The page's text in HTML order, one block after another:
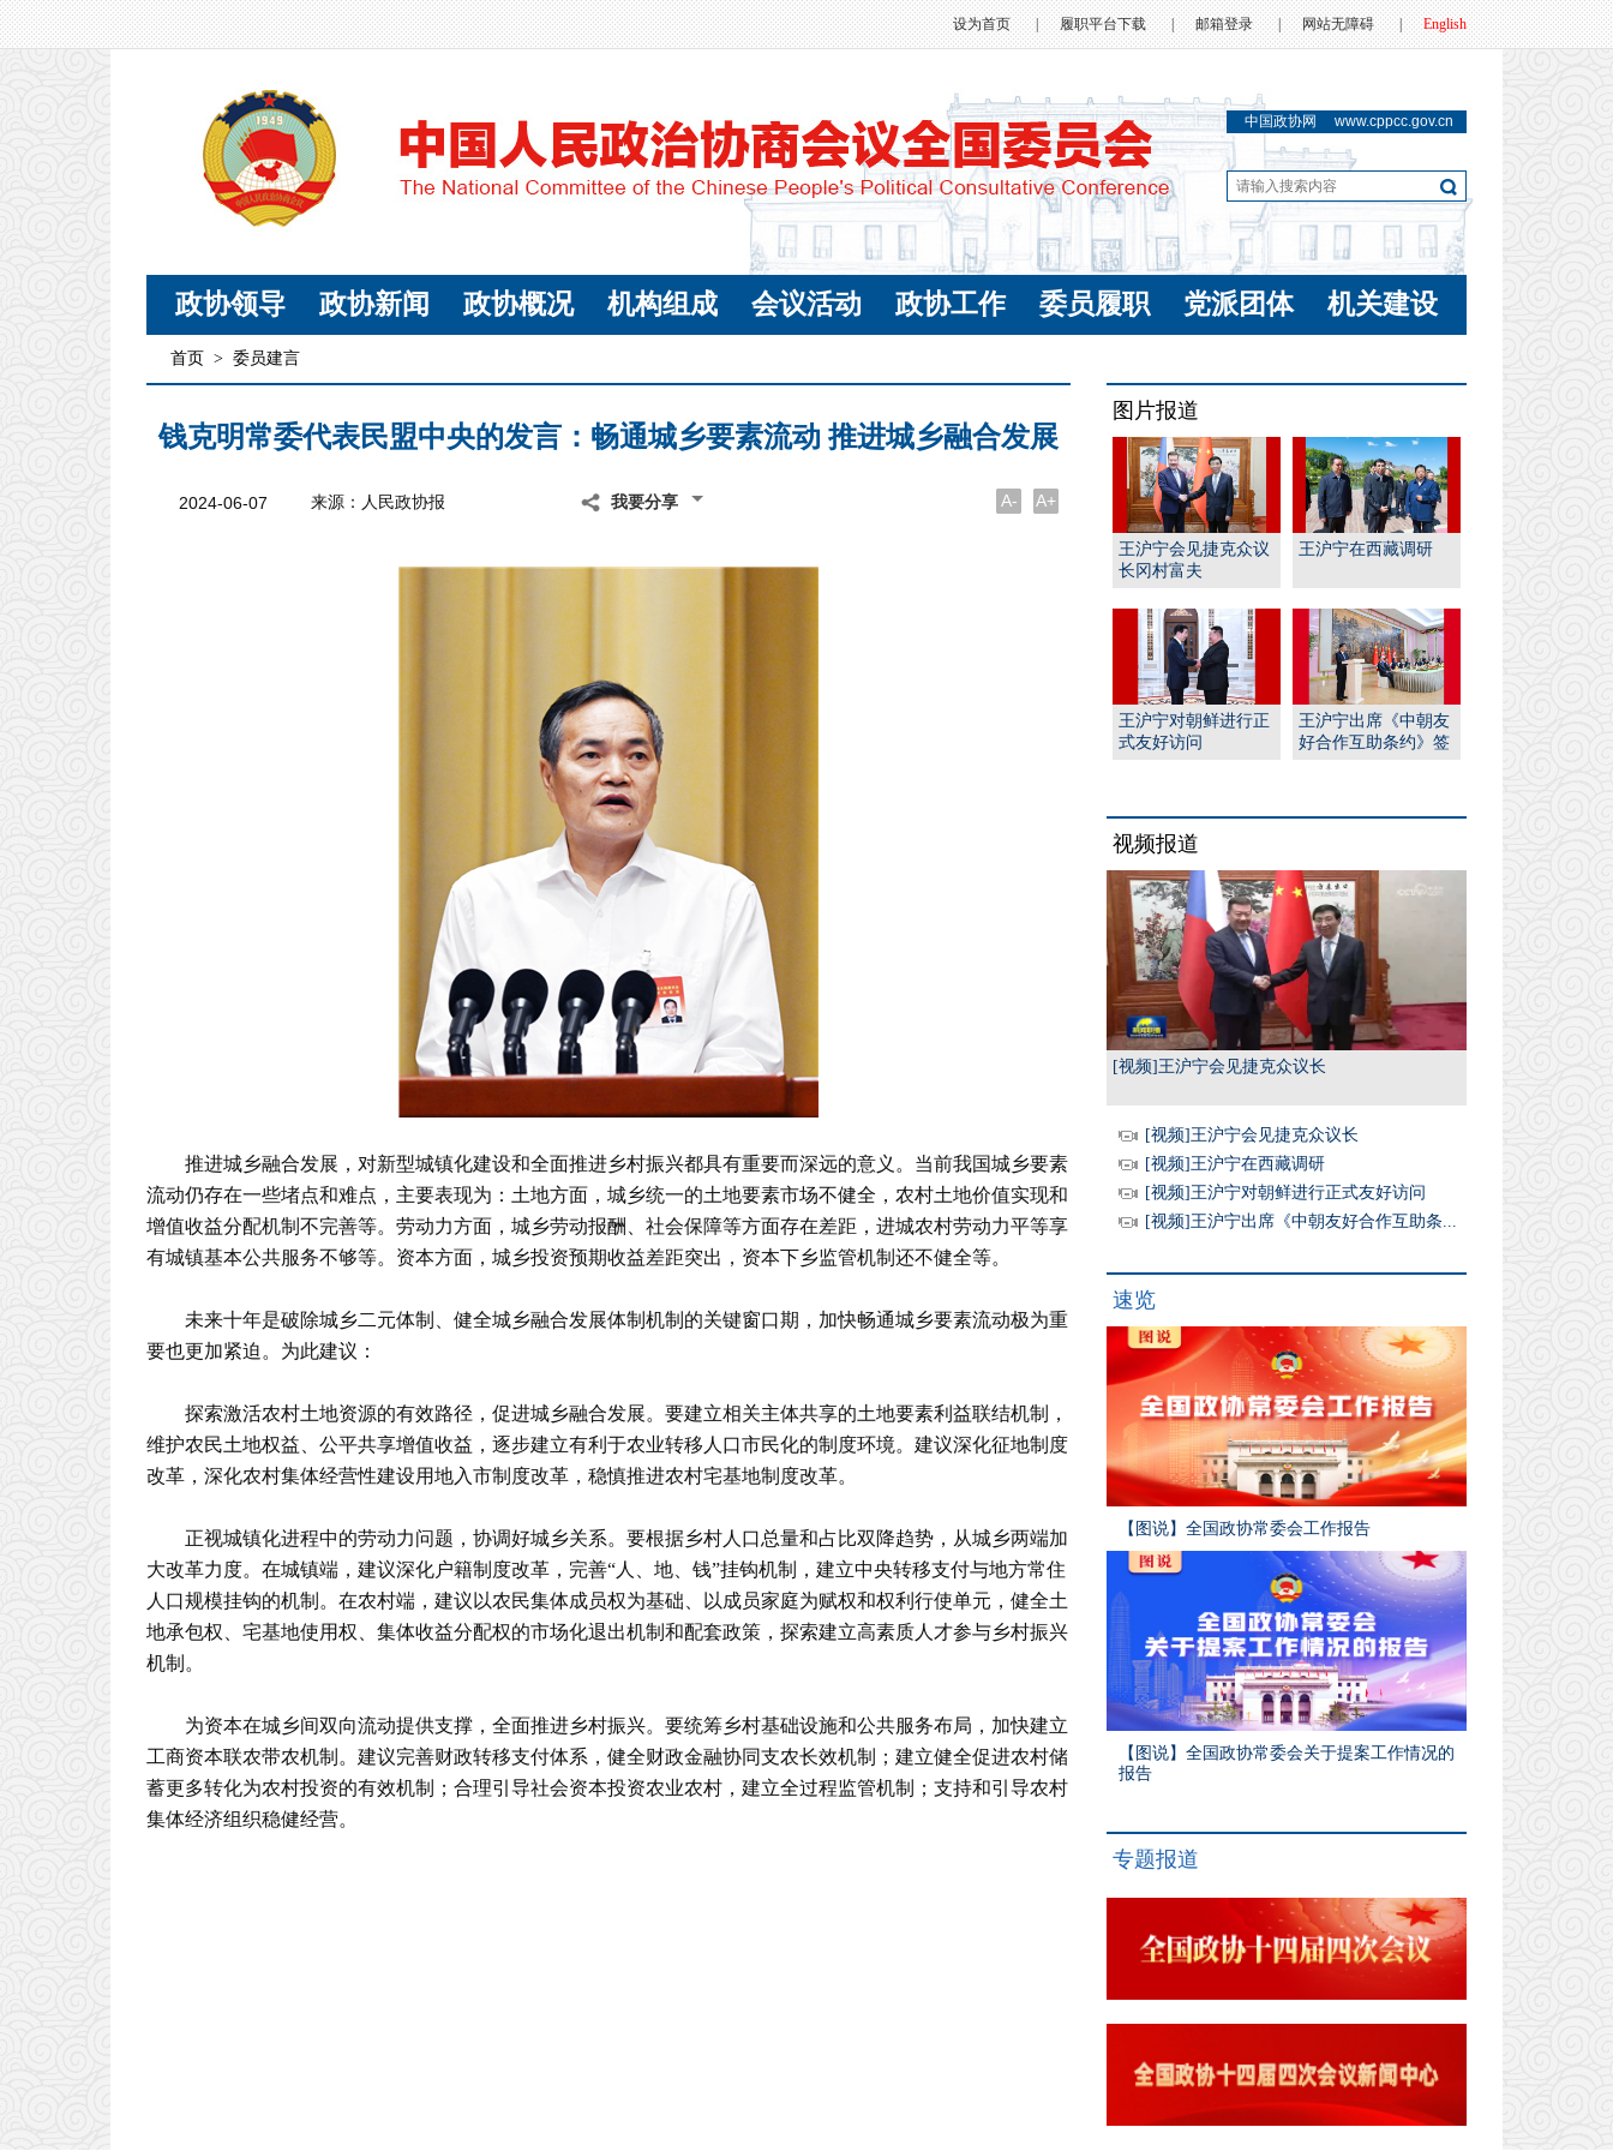
设为首页 履职平台下载 | 邮箱登录 网站无障碍 | English
中国政协网 www.cppcc.gov.cn
政协领导 政协新闻 政协概况 机构组成 会议活动 政协工作 委员履职 党派团体 机关建设
首页 > 委员建言
钱克明常委代表民盟中央的发言：畅通城乡要素流动 推进城乡融合发展
2024-06-07 来源：人民政协报 我要分享 A- A+
推进城乡融合发展，对新型城镇化建设和全面推进乡村振兴都具有重要而深远的意义。当前我国城乡要素
流动仍存在一些堵点和难点，主要表现为：土地方面，城乡统一的土地要素市场不健全，农村土地价值实现和
增值收益分配机制不完善等。劳动力方面，城乡劳动报酬、社会保障等方面存在差距，进城农村劳动力平等享
有城镇基本公共服务不够等。资本方面，城乡投资预期收益差距突出，资本下乡监管机制还不健全等。
未来十年是破除城乡二元体制、健全城乡融合发展体制机制的关键窗口期，加快畅通城乡要素流动极为重
要也更加紧迫。为此建议：
探索激活农村土地资源的有效路径，促进城乡融合发展。要建立相关主体共享的土地要素利益联结机制，
维护农民土地权益、公平共享增值收益，逐步建立有利于农业转移人口市民化的制度环境。建议深化征地制度
改革，深化农村集体经营性建设用地入市制度改革，稳慎推进农村宅基地制度改革。
正视城镇化进程中的劳动力问题，协调好城乡关系。要根据乡村人口总量和占比双降趋势，从城乡两端加
大改革力度。在城镇端，建议深化户籍制度改革，完善“人、地、钱”挂钩机制，建立中央转移支付与地方常住
人口规模挂钩的机制。在农村端，建议以农民集体成员权为基础、以成员家庭为赋权和权利行使单元，健全土
地承包权、宅基地使用权、集体收益分配权的市场化退出机制和配套政策，探索建立高素质人才参与乡村振兴
机制。
为资本在城乡间双向流动提供支撑，全面推进乡村振兴。要统筹乡村基础设施和公共服务布局，加快建立
工商资本联农带农机制。建议完善财政转移支付体系，健全财政金融协同支农长效机制；建立健全促进农村储
蓄更多转化为农村投资的有效机制；合理引导社会资本投资农业农村，建立全过程监管机制；支持和引导农村
集体经济组织稳健经营。
图片报道
王沪宁会见捷克众议
长冈村富夫
王沪宁在西藏调研
王沪宁对朝鲜进行正
式友好访问
王沪宁出席《中朝友
好合作互助条约》签
视频报道
[视频]王沪宁会见捷克众议长
[视频]王沪宁会见捷克众议长
[视频]王沪宁在西藏调研
[视频]王沪宁对朝鲜进行正式友好访问
[视频]王沪宁出席《中朝友好合作互助条...
速览
【图说】全国政协常委会工作报告
【图说】全国政协常委会关于提案工作情况的
报告
专题报道